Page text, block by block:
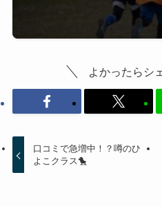
よかったらシ
口コミで急増中！？噂のひ
よこクラス🐤